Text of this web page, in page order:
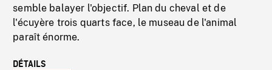
semble balayer l'objectif. Plan du cheval et de
l'écuyère trois quarts face, le museau de l'animal
paraît énorme.
DÉTAILS